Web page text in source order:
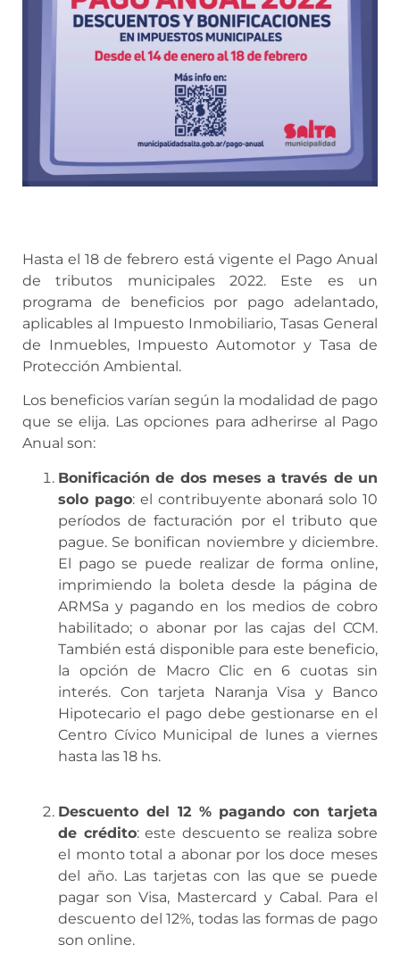
Hasta el 18 de febrero está vigente el Pago Anual
de tributos municipales 2022. Este es un
programa de beneficios por pago adelantado,
aplicables al Impuesto Inmobiliario, Tasas General
de Inmuebles, Impuesto Automotor y Tasa de
Protección Ambiental.
Los beneficios varían según la modalidad de pago
que se elija. Las opciones para adherirse al Pago
Anual son:
Bonificación de dos meses a través de un
solo pago: el contribuyente abonará solo 10
períodos de facturación por el tributo que
pague. Se bonifican noviembre y diciembre.
El pago se puede realizar de forma online,
imprimiendo la boleta desde la página de
ARMSa y pagando en los medios de cobro
habilitado; o abonar por las cajas del CCM.
También está disponible para este beneficio,
la opción de Macro Clic en 6 cuotas sin
interés. Con tarjeta Naranja Visa y Banco
Hipotecario el pago debe gestionarse en el
Centro Cívico Municipal de lunes a viernes
hasta las 18 hs.
Descuento del 12 % pagando con tarjeta
de crédito: este descuento se realiza sobre
el monto total a abonar por los doce meses
del año. Las tarjetas con las que se puede
pagar son Visa, Mastercard y Cabal. Para el
descuento del 12%, todas las formas de pago
son online.